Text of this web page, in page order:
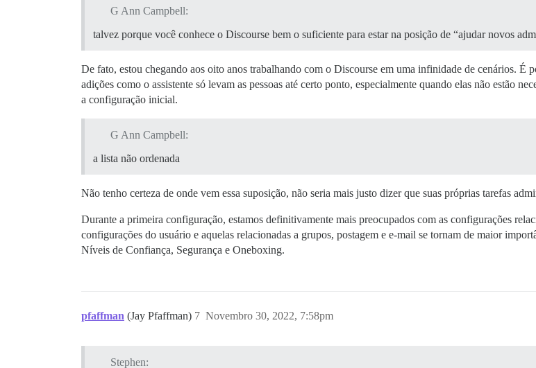
G Ann Campbell:
talvez porque você conhece o Discourse bem o suficiente para estar na posição de “ajudar novos
De fato, estou chegando aos oito anos trabalhando com o Discourse em uma infinidade de cenários. É
adições como o assistente só levam as pessoas até certo ponto, especialmente quando elas não estão
a configuração inicial.
G Ann Campbell:
a lista não ordenada
Não tenho certeza de onde vem essa suposição, não seria mais justo dizer que suas próprias tarefas
Durante a primeira configuração, estamos definitivamente mais preocupados com as configurações
configurações do usuário e aquelas relacionadas a grupos, postagem e e-mail se tornam de maior
Níveis de Confiança, Segurança e Oneboxing.
pfaffman (Jay Pfaffman) Novembro 30, 2022, 7:58pm
7
Stephen: